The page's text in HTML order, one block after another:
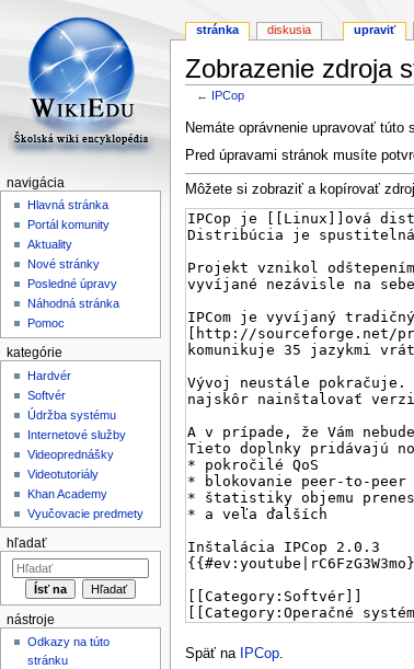
Zobrazenie zdroja
← IPCop
Skočit
na
navigaci
Skočit
na
vyhledávání
Nemáte oprávnenie upravovať túto
Pred úpravami stránok musíte
Môžete si zobraziť a kopírovať
Späť na IPCop.
stránka diskusia upraviť
navigácia
Hlavná stránka
Portál komunity
Aktuality
Nové stránky
Posledné úpravy
Náhodná stránka
Pomoc
kategórie
Hardvér
Softvér
Údržba systému
Internetové služby
Videoprednášky
Videotutoriály
Khan Academy
Vyučovacie predmety
hľadať
nástroje
Odkazy na túto
stránku